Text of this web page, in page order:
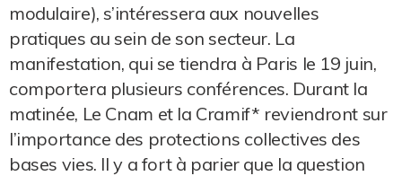
modulaire), s’intéressera aux nouvelles
pratiques au sein de son secteur. La
manifestation, qui se tiendra à Paris le 19 juin,
comportera plusieurs conférences. Durant la
matinée, Le Cnam et la Cramif* reviendront sur
l’importance des protections collectives des
bases vies. Il y a fort à parier que la question